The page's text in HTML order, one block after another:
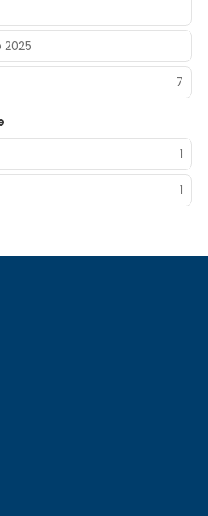
one of the 83 air-conditioned
items and Smart televisions.
with premium bedding.
Complimentary wired and
keeps you connected, and cable
Private bathrooms
the restaurant serving the
Halkidiki , or stop in at the
other guests at the
held daily. Relax with a
beach bar or one of the 2
2025
7
1
1